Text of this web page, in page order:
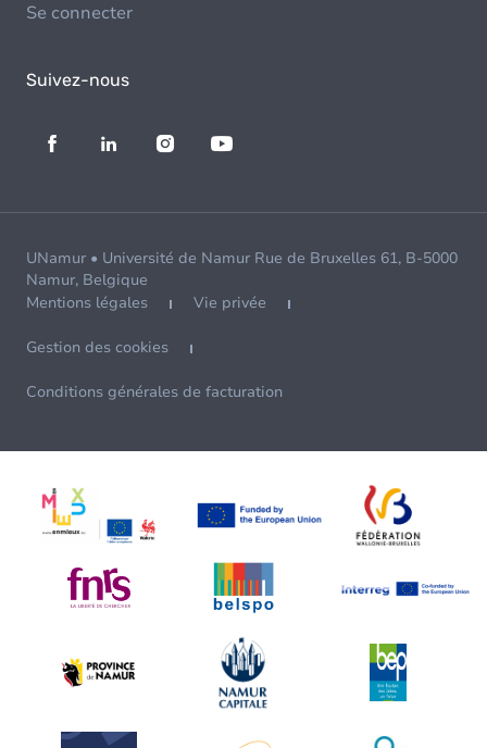
Se connecter
Suivez-nous
UNamur • Université de Namur Rue de Bruxelles 61, B-5000
Namur, Belgique
Mentions légales
Vie privée
Gestion des cookies
Conditions générales de facturation